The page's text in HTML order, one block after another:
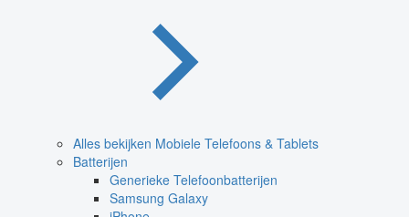
Alles bekijken Mobiele Telefoons & Tablets
Batterijen
Generieke Telefoonbatterijen
Samsung Galaxy